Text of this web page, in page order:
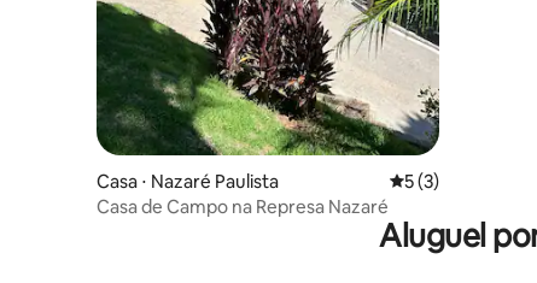
Casa ⋅ Nazaré Paulista 5 de uma
5 (3)
Casa de Campo na Represa Nazaré
Aluguel